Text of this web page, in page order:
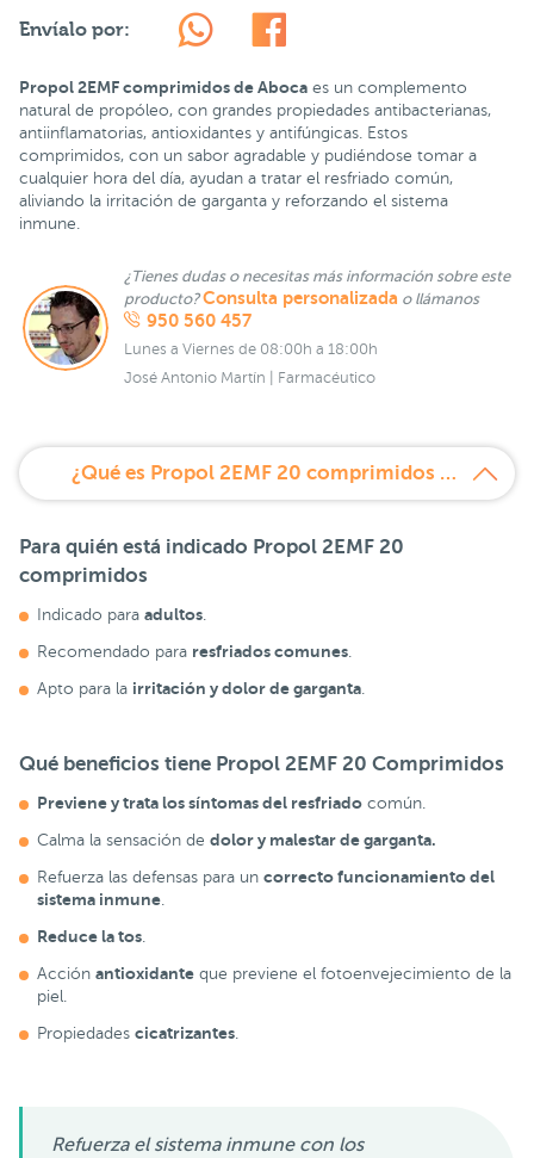
Envíalo por:
Propol 2EMF comprimidos de Aboca es un complemento
natural de propóleo, con grandes propiedades antibacterianas,
antiinflamatorias, antioxidantes y antifúngicas. Estos
comprimidos, con un sabor agradable y pudiéndose tomar a
cualquier hora del día, ayudan a tratar el resfriado común,
aliviando la irritación de garganta y reforzando el sistema
inmune.
¿Tienes dudas o necesitas más información sobre este
producto?Consulta personalizada o llámanos
950 560 457
Lunes a Viernes de 08:00h a 18:00h
José Antonio Martín | Farmacéutico
¿Qué es Propol 2EMF 20 comprimidos bucodispensables?
Para quién está indicado Propol 2EMF 20
comprimidos
Indicado para adultos
Recomendado para resfriados comunes
Apto para la irritación y dolor de garganta
Qué beneficios tiene Propol 2EMF 20 Comprimidos
Previene y trata los síntomas del resfriado común.
Calma la sensación de dolor y malestar de garganta.
Refuerza las defensas para un correcto funcionamiento del
sistema inmune.
Reduce la tos.
Acción antioxidante que previene el fotoenvejecimiento de la
piel.
Propiedades cicatrizantes.
Refuerza el sistema inmune con los